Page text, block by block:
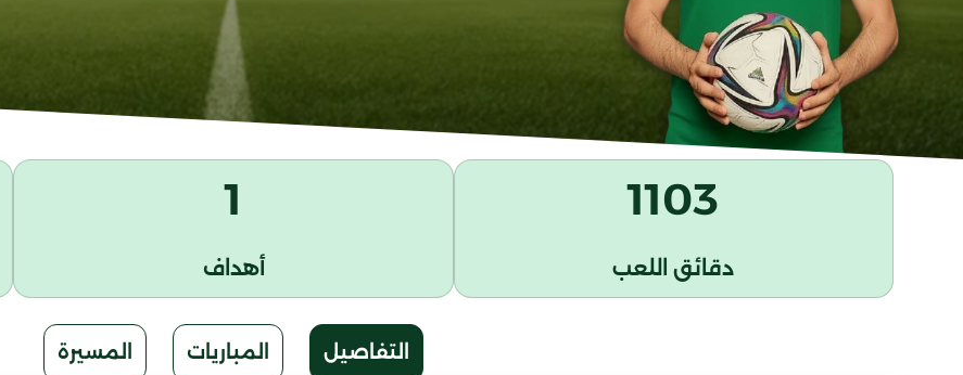
1103
دقائق اللعب
1
أهداف
التفاصيل المباريات المسيرة